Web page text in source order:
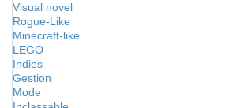
Visual novel
Rogue-Like
Minecraft-like
LEGO
Indies
Gestion
Mode